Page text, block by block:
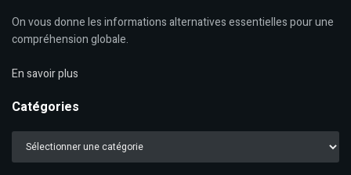
On vous donne les informations alternatives essentielles pour une
compréhension globale.
En savoir plus
Catégories
Catégories